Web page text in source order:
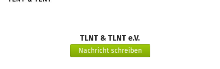
TLNT & TLNT e.V.
Nachricht schreiben